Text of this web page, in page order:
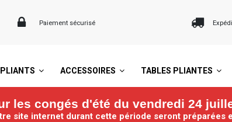
Paiement sécurisé
ACCESSOIRES TABLES PLIANTES
les congés d'été du vendredi 24
site internet durant cette période seront préparées